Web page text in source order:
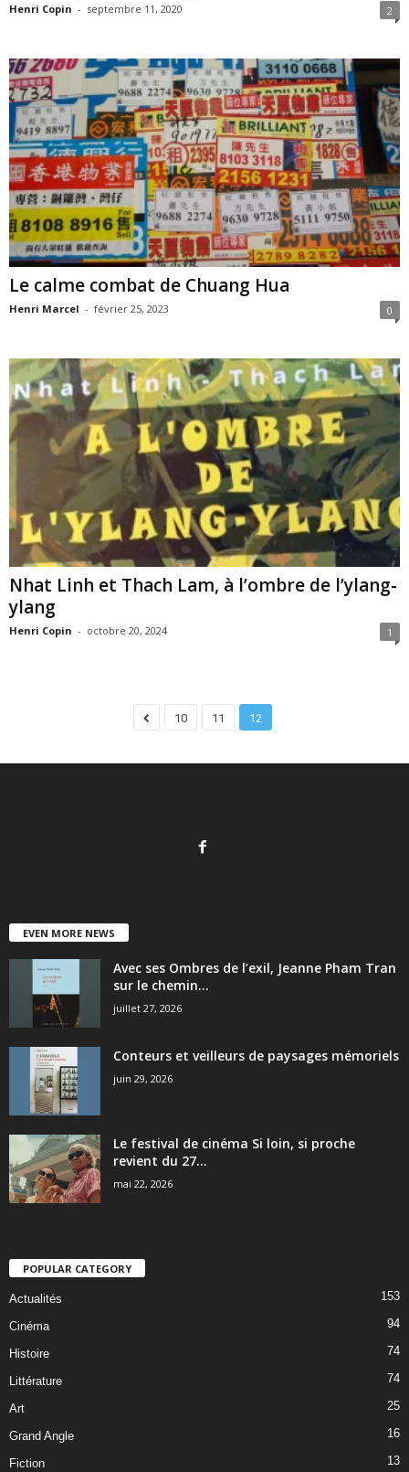
Henri Copin - septembre 11, 2020 2
Le calme combat de Chuang Hua
Henri Marcel - février 25, 2023 0
Nhat Linh et Thach Lam, à l’ombre de l’ylang-
ylang
Henri Copin - octobre 20, 2024 1
10 11 12
EVEN MORE NEWS
Avec ses Ombres de l’exil, Jeanne Pham Tran
sur le chemin...
juillet 27, 2026
Conteurs et veilleurs de paysages mémoriels
juin 29, 2026
Le festival de cinéma Si loin, si proche
revient du 27...
mai 22, 2026
POPULAR CATEGORY
Actualités 153
Cinéma 94
Histoire 74
Littérature 74
Art 25
Grand Angle 16
Fiction 13